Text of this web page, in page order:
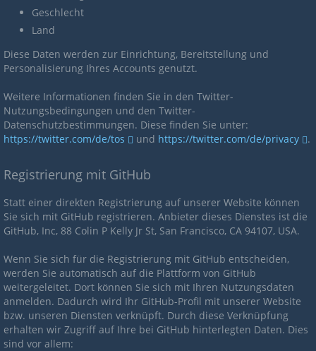
Geschlecht
Land
Diese Daten werden zur Einrichtung, Bereitstellung und
Personalisierung Ihres Accounts genutzt.
Weitere Informationen finden Sie in den Twitter-
Nutzungsbedingungen und den Twitter-
Datenschutzbestimmungen. Diese finden Sie unter:
https://twitter.com/de/tos
und https://twitter.com/de/privacy .
Registrierung mit GitHub
Statt einer direkten Registrierung auf unserer Website können
Sie sich mit GitHub registrieren. Anbieter dieses Dienstes ist die
GitHub, Inc, 88 Colin P Kelly Jr St, San Francisco, CA 94107, USA.
Wenn Sie sich für die Registrierung mit GitHub entscheiden,
werden Sie automatisch auf die Plattform von GitHub
weitergeleitet. Dort können Sie sich mit Ihren Nutzungsdaten
anmelden. Dadurch wird Ihr GitHub-Profil mit unserer Website
bzw. unseren Diensten verknüpft. Durch diese Verknüpfung
erhalten wir Zugriff auf Ihre bei GitHub hinterlegten Daten. Dies
sind vor allem: